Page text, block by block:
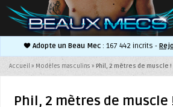
Adopte un Beau Mec : 167 442 incrits -
Accueil » Modèles masculins » Phil, 2 mètres de muscle !
Phil, 2 mètres de muscle
▼